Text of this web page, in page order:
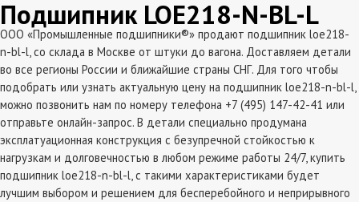
Подшипник LOE218-N-BL-L
ООО «Промышленные подшипники®» продают подшипник loe218-
n-bl-l, со склада в Москве от штуки до вагона. Доставляем детали
во все регионы России и ближайшие страны СНГ. Для того чтобы
подобрать или узнать актуальную цену на подшипник loe218-n-bl-l,
можно позвонить нам по номеру телефона +7 (495) 147-42-41 или
отправьте онлайн-запрос. В детали специально продумана
эксплатуационная конструкция с безупречной стойкостью к
нагрузкам и долговечностью в любом режиме работы 24/7, купить
подшипник loe218-n-bl-l, с такими характеристиками будет
лучшим выбором и решением для бесперебойного и неприрывного